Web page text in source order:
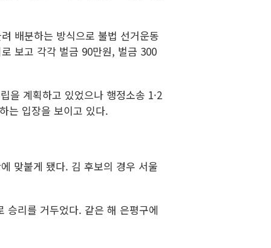
배분하는 방식으로 불법 선거운동
보고 각각 벌금 90만원, 벌금 300
을 계획하고 있었으나 행정소송 1·2
는 입장을 보이고 있다.
맞붙게 됐다. 김 후보의 경우 서울
리를 거두었다. 같은 해 은평구에